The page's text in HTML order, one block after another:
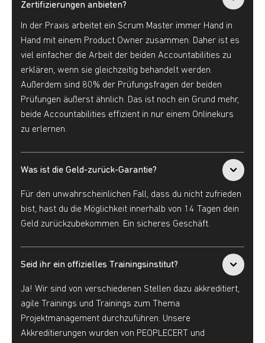
Zertifizierungen anbieten?
In der Praxis arbeitet ein Scrum Master immer Hand in
Hand mit einem Product Owner zusammen. Daher ist es
viel einfacher die Arbeit der beiden Accountabilities zu
erklären, wenn sie gleichzeitig behandelt werden.
Außerdem sind 80% der Prüfungsfragen der beiden
Prüfungen äußerst ähnlich. Das ist noch ein Grund mehr,
beide Accountabilities effizient in nur einem Onlinekurs
zu erlernen.
Was ist die Geld-zurück-Garantie?
Für den unwahrscheinlichen Fall, dass du nicht zufrieden
bist, hast du die Möglichkeit innerhalb von 14 Tagen dein
Geld zurückzubekommen. Ein sicheres Geschäft.
Seid ihr ein offizielles Trainingsinstitut?
Ja! Wir sind von verschiedenen Stellen dazu akkreditiert,
agile Trainings und Trainings zum Thema
Projektmanagement durchzuführen. Unsere
Akkreditierungen wurden von PEOPLECERT und